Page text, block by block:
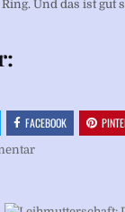
Und das ist gut
FACEBOOK